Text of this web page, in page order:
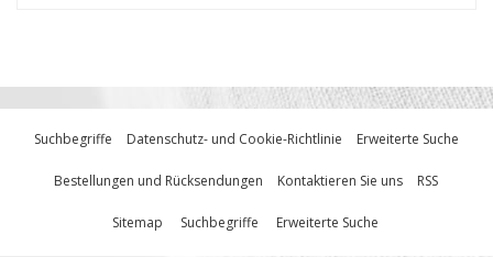
Suchbegriffe Datenschutz- und Cookie-Richtlinie Erweiterte Suche
Bestellungen und Rücksendungen Kontaktieren Sie uns RSS
Sitemap Suchbegriffe Erweiterte Suche